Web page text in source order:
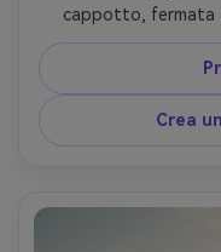
cappotto, fermata
luminoso e
sodio mescolati con
obiettivo fisheye da
con forte curva
cinematografico,
Crea